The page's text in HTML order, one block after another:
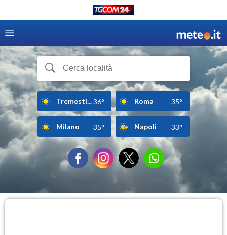
Tremesti...36° Roma 35°
Milano 35° Napoli 33°